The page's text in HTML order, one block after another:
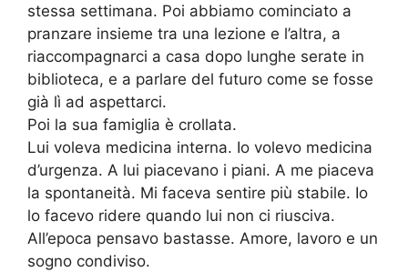
stessa settimana. Poi abbiamo cominciato a
pranzare insieme tra una lezione e l’altra, a
riaccompagnarci a casa dopo lunghe serate in
biblioteca, e a parlare del futuro come se fosse
già lì ad aspettarci.
Poi la sua famiglia è crollata.
Lui voleva medicina interna. Io volevo medicina
d’urgenza. A lui piacevano i piani. A me piaceva
la spontaneità. Mi faceva sentire più stabile. Io
lo facevo ridere quando lui non ci riusciva.
All’epoca pensavo bastasse. Amore, lavoro e un
sogno condiviso.